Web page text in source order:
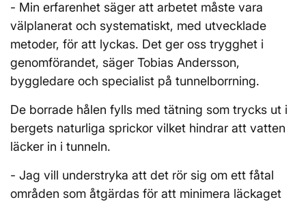
- Min erfarenhet säger att arbetet måste vara
välplanerat och systematiskt, med utvecklade
metoder, för att lyckas. Det ger oss trygghet i
genomförandet, säger Tobias Andersson,
byggledare och specialist på tunnelborrning.
De borrade hålen fylls med tätning som trycks ut i
bergets naturliga sprickor vilket hindrar att vatten
läcker in i tunneln.
- Jag vill understryka att det rör sig om ett fåtal
områden som åtgärdas för att minimera läckaget